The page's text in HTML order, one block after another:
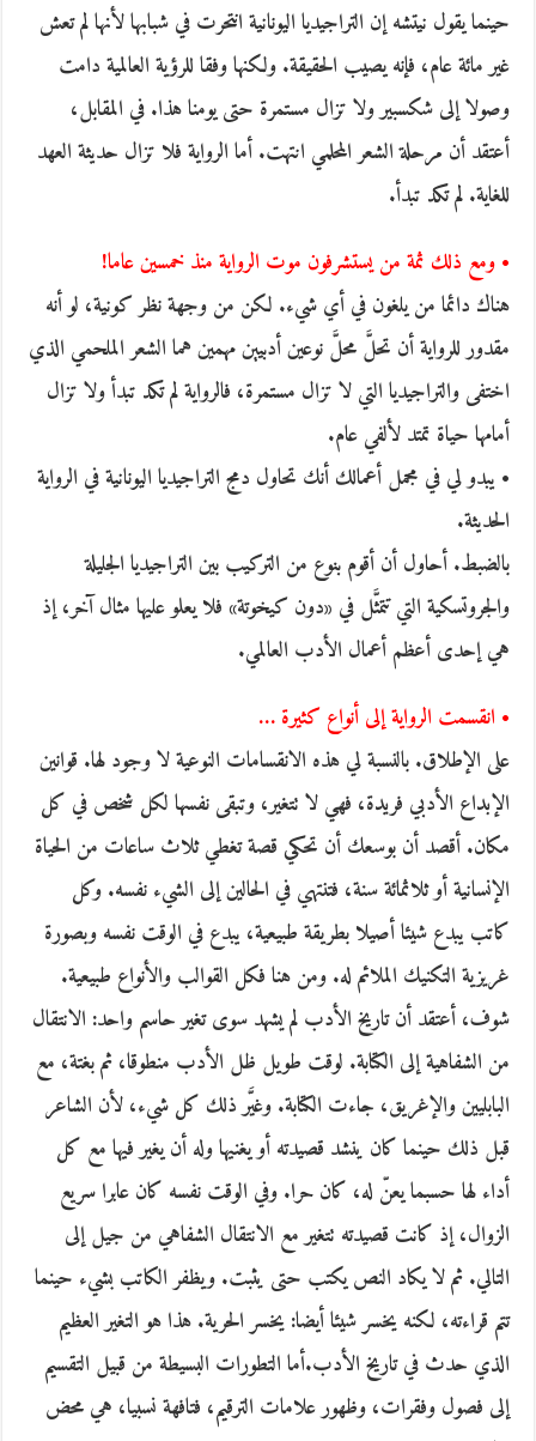
حينما يقول نيتشه إن التراجيديا اليونانية انتحرت في شبابها لأنها لم تعش
غير مائة عام، فإنه يصيب الحقيقة. ولكنها وفقا للرؤية العالمية دامت
وصولا إلى شكسبير ولا تزال مستمرة حتى يومنا هذا. في المقابل،
أعتقد أن مرحلة الشعر المحلمي انتهت. أما الرواية فلا تزال حديثة العهد
للغاية. لم تكد تبدأ.
• ومع ذلك ثمة من يستشرفون موت الرواية منذ خمسين عاما!
هناك دائما من يلغون في أي شيء. لكن من وجهة نظر كونية، لو أنه
مقدور للرواية أن تحلَّ محلَّ نوعين أدبيين مهمين هما الشعر الملحمي الذي
اختفى والتراجيديا التي لا تزال مستمرة، فالرواية لم تكد تبدأ ولا تزال
أمامها حياة تمتد لألفي عام.
• يبدو لي في مجمل أعمالك أنك تحاول دمج التراجيديا اليونانية في الرواية
الحديثة.
بالضبط. أحاول أن أقوم بنوع من التركيب بين التراجيديا الجليلة
والجروتسكية التي تتمثَّل في «دون كيخوتة» فلا يعلو عليها مثال آخر، إذ
هي إحدى أعظم أعمال الأدب العالمي.
• انقسمت الرواية إلى أنواع كثيرة …
على الإطلاق. بالنسبة لي هذه الانقسامات النوعية لا وجود لها. قوانين
الإبداع الأدبي فريدة، فهي لا تتغير، وتبقى نفسها لكل شخص في كل
مكان. أقصد أن بوسعك أن تحكي قصة تغطي ثلاث ساعات من الحياة
الإنسانية أو ثلاثمائة سنة، فتنتهي في الحالين إلى الشيء نفسه. وكل
كاتب يبدع شيئا أصيلا بطريقة طبيعية، يبدع في الوقت نفسه وبصورة
غريزية التكنيك الملائم له. ومن هنا فكل القوالب والأنواع طبيعية.
شوف، أعتقد أن تاريخ الأدب لم يشهد سوى تغير حاسم واحد: الانتقال
من الشفاهية إلى الكتابة. لوقت طويل ظل الأدب منطوقا، ثم بغتة، مع
البابليين والإغريق، جاءت الكتابة. وغيَّر ذلك كل شيء، لأن الشاعر
قبل ذلك حينما كان ينشد قصيدته أو يغنيها وله أن يغير فيها مع كل
أداء لها حسبما يعنّ له، كان حرا. وفي الوقت نفسه كان عابرا سريع
الزوال، إذ كانت قصيدته تتغير مع الانتقال الشفاهي من جيل إلى
التالي. ثم لا يكاد النص يكتب حتى يثبت. ويظفر الكاتب بشيء حينما
تتم قراءته، لكنه يخسر شيئا أيضا: يخسر الحرية. هذا هو التغير العظيم
الذي حدث في تاريخ الأدب.أما التطورات البسيطة من قبيل التقسيم
إلى فصول وفقرات، وظهور علامات الترقيم، فتافهة نسبيا، هي محض